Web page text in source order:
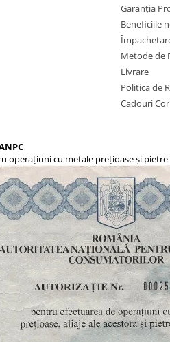
Garanția
Beneficiile
Metode de
Livrare
Politica de
Cadouri
operațiuni cu metale prețioase și